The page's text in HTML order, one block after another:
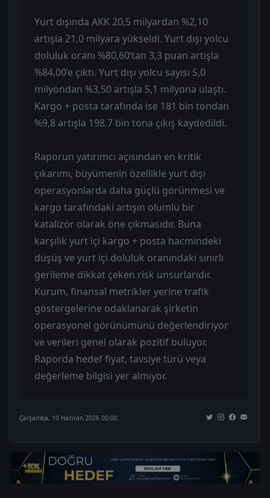
Yurt dışında AKK 20,5 milyardan %2,10
artışla 21,0 milyara yükseldi. Yurt dışı yolcu
doluluk oranı %80,60’tan 3,3 puan artışla
%84,00’e çıktı. Yurt dışı yolcu sayısı 5,0
milyondan %3,50 artışla 5,1 milyona ulaştı.
Kargo + posta tarafında ise 181 bin tondan
%9,8 artışla 198.7 bin tona çıkış kaydedildi.
Raporun yatırımcı açısından en kritik
çıkarımı, büyümenin özellikle yurt dışı
operasyonlarda daha güçlü görünmesi ve
kargo tarafındaki artışın olumlu bir
katalizör olarak öne çıkmasıdır. Buna
karşılık yurt içi kargo + posta hacmindeki
düşüş ve yurt içi doluluk oranındaki sınırlı
gerileme dikkat çeken risk unsurlarıdır.
Kurum, finansal metrikler yerine trafik
göstergelerine odaklanarak şirketin
operasyonel görünümünü değerlendiriyor
ve verileri genel olarak pozitif buluyor.
Raporda hedef fiyat, tavsiye türü veya
değerleme bilgisi yer almıyor.
Çarşamba, 10 Haziran 2026 00:00